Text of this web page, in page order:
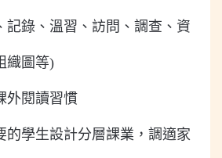
記錄、溫習、訪問、調查、資
織圖等)
外閱讀習慣
的學生設計分層課業，調適家